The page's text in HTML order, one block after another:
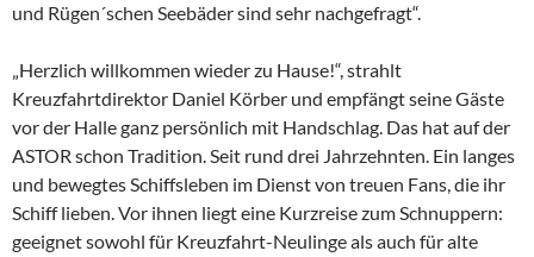
und Rügen´schen Seebäder sind sehr nachgefragt“.
„Herzlich willkommen wieder zu Hause!“, strahlt
Kreuzfahrtdirektor Daniel Körber und empfängt seine Gäste
vor der Halle ganz persönlich mit Handschlag. Das hat auf der
ASTOR schon Tradition. Seit rund drei Jahrzehnten. Ein langes
und bewegtes Schiffsleben im Dienst von treuen Fans, die ihr
Schiff lieben. Vor ihnen liegt eine Kurzreise zum Schnuppern:
geeignet sowohl für Kreuzfahrt-Neulinge als auch für alte